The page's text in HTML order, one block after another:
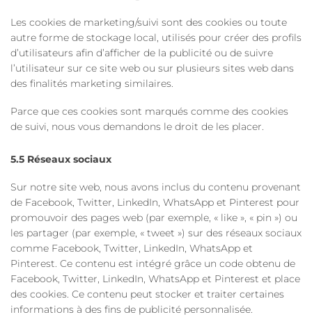
Les cookies de marketing/suivi sont des cookies ou toute
autre forme de stockage local, utilisés pour créer des profils
d’utilisateurs afin d’afficher de la publicité ou de suivre
l’utilisateur sur ce site web ou sur plusieurs sites web dans
des finalités marketing similaires.
Parce que ces cookies sont marqués comme des cookies
de suivi, nous vous demandons le droit de les placer.
5.5 Réseaux sociaux
Sur notre site web, nous avons inclus du contenu provenant
de Facebook, Twitter, LinkedIn, WhatsApp et Pinterest pour
promouvoir des pages web (par exemple, « like », « pin ») ou
les partager (par exemple, « tweet ») sur des réseaux sociaux
comme Facebook, Twitter, LinkedIn, WhatsApp et
Pinterest. Ce contenu est intégré grâce un code obtenu de
Facebook, Twitter, LinkedIn, WhatsApp et Pinterest et place
des cookies. Ce contenu peut stocker et traiter certaines
informations à des fins de publicité personnalisée.